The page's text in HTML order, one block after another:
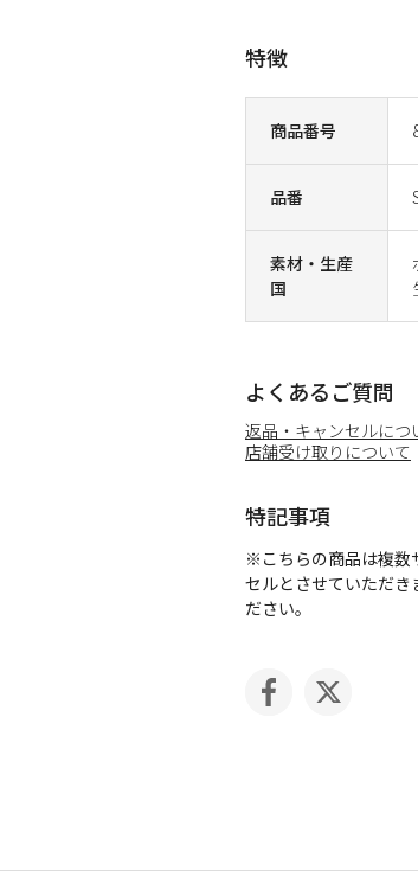
商品番号
品番
素材・生産
国
特徴
よくあるご質問
返品・キャンセルにつ
店舗受け取りについて
特記事項
※こちらの商品は複数
セルとさせていただき
ださい。